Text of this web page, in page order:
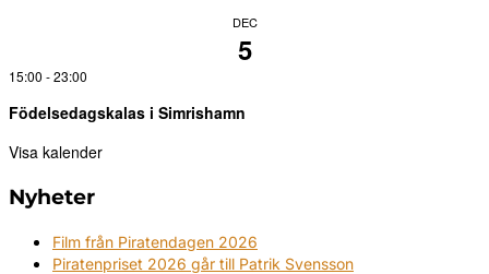
DEC
5
15:00 -23:00
Födelsedagskalas i Simrishamn
Visa kalender
Nyheter
Film från Piratendagen 2026
Piratenpriset 2026 går till Patrik Svensson